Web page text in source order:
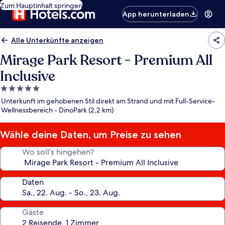
Zum Hauptinhalt springen
App herunterladen
Alle Unterkünfte anzeigen
Mirage Park Resort - Premium All
Inclusive
5.0-
Sterne-
Unterkunft
Unterkunft im gehobenen Stil direkt am Strand und mit Full-Service-
Wellnessbereich - DinoPark (2,2 km)
Wähle deine Daten, um Preise zu sehen
Wo soll’s hingehen?
Daten
Gäste